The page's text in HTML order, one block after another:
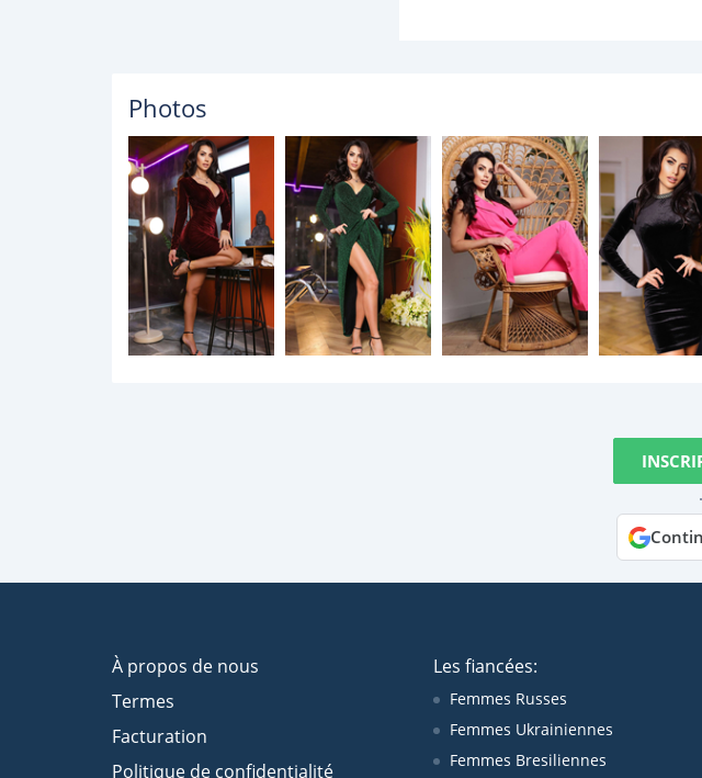
Photos
À propos de nous
Termes
Facturation
Politique de confidentialité
Les fiancées:
Femmes Russes
Femmes Ukrainiennes
Femmes Bresiliennes